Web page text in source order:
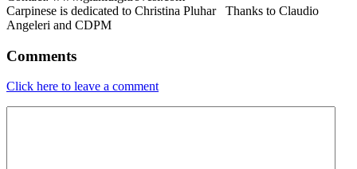
Carpinese is dedicated to Christina Pluhar Thanks to Claudio
Angeleri and CDPM
Comments
Click here to leave a comment